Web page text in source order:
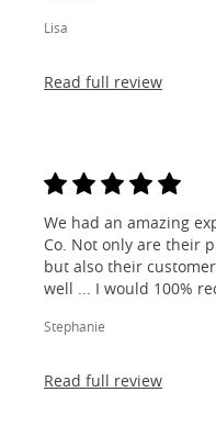
Lisa
Read full review
We had an amazing
Co. Not only are their
but also their
well ... I would 100%
Stephanie
Read full review